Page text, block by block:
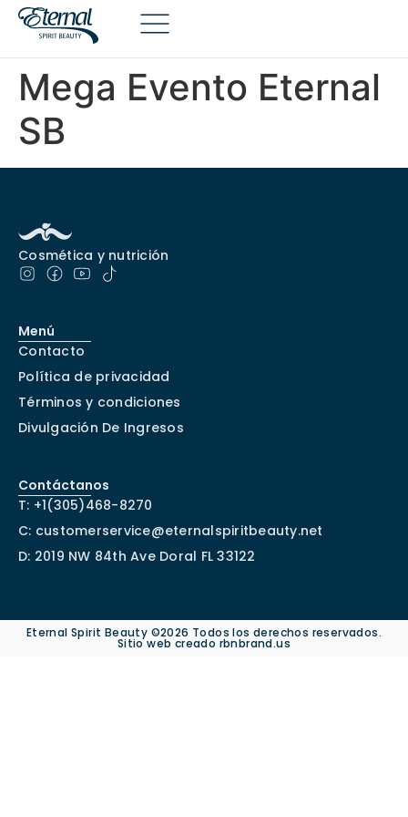
Mega Evento Eternal
SB
Cosmética y nutrición
Menú
Contacto
Política de privacidad
Términos y condiciones
Divulgación De Ingresos
Contáctanos
T: +1(305)468-8270
C: customerservice@eternalspiritbeauty.net
D: 2019 NW 84th Ave Doral FL 33122
Eternal Spirit Beauty ©2026 Todos los derechos reservados.
Sitio web creado rbnbrand.us